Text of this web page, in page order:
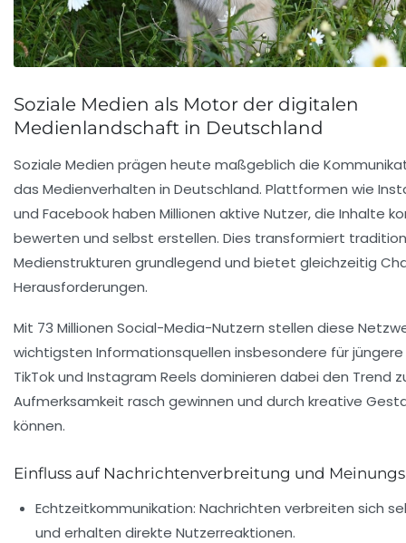
Soziale Medien als Motor der digitalen
Medienlandschaft in Deutschland
Soziale Medien prägen heute maßgeblich die
das Medienverhalten in Deutschland. Plattformen wie
und Facebook haben Millionen aktive Nutzer, die Inhalte
bewerten und selbst erstellen. Dies transformiert
Medienstrukturen grundlegend und bietet gleichzeitig
Herausforderungen.
Mit 73 Millionen Social-Media-Nutzern stellen diese
wichtigsten Informationsquellen insbesondere für jüngere
TikTok und Instagram Reels dominieren dabei den Trend
Aufmerksamkeit rasch gewinnen und durch kreative
können.
Einfluss auf Nachrichtenverbreitung und
Echtzeitkommunikation: Nachrichten verbreiten sich
und erhalten direkte Nutzerreaktionen.